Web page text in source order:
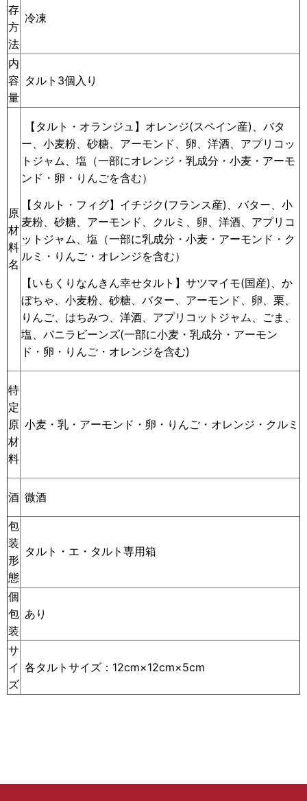
存
方
法
冷凍
内
容
量
タルト3個入り
原
材
料
名
【タルト・オランジュ】オレンジ(スペイン産)、バタ
ー、小麦粉、砂糖、アーモンド、卵、洋酒、アプリコッ
トジャム、塩（一部にオレンジ・乳成分・小麦・アーモ
ンド・卵・りんごを含む）
【タルト・フィグ】イチジク(フランス産)、バター、小
麦粉、砂糖、アーモンド、クルミ、卵、洋酒、アプリコ
ットジャム、塩（一部に乳成分・小麦・アーモンド・ク
ルミ・りんご・オレンジを含む）
【いもくりなんきん幸せタルト】サツマイモ(国産)、か
ぼちゃ、小麦粉、砂糖、バター、アーモンド、卵、栗、
りんご、はちみつ、洋酒、アプリコットジャム、ごま、
塩、バニラビーンズ(一部に小麦・乳成分・アーモン
ド・卵・りんご・オレンジを含む)
特
定
原
材
料
小麦・乳・アーモンド・卵・りんご・オレンジ・クルミ
酒 微酒
包
装
形
態
タルト・エ・タルト専用箱
個
包
装
あり
サ
イ
ズ
各タルトサイズ：12cm×12cm×5cm